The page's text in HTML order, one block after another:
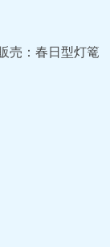
売：春日型灯篭